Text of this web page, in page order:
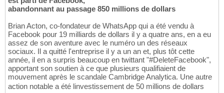
abandonnant au passage 850 millions de dollars
Brian Acton, co-fondateur de WhatsApp qui a été vendu à
Facebook pour 19 milliards de dollars il y a quatre ans, en a eu
assez de son aventure avec le numéro un des réseaux
sociaux. Il a quitté l'entreprise il y a un an et, plus tôt cette
année, il en a surpris beaucoup en twittant "#DeleteFacebook",
apportant son soutien à ce que plusieurs qualifiaient de
mouvement après le scandale Cambridge Analytica. Une autre
action notable a été linvestissement de 50 millions de dollars